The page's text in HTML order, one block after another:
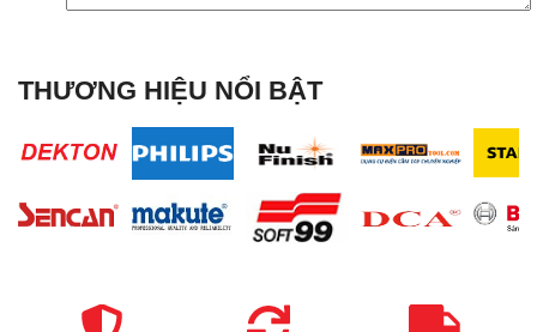
THƯƠNG HIỆU NỔI BẬT